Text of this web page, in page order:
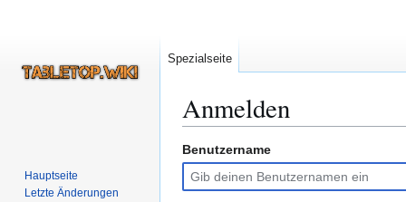
Anmelden
Zur
Navigation
springen
Zur
Suche
springen
Benutzername
Spezialseite
Hauptseite
Letzte Änderungen